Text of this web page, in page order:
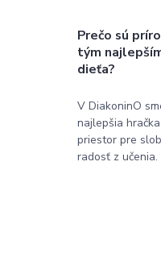
Prečo sú
tým
dieťa?
V DiakoninO
najlepšia
priestor pre
radosť z učenia.